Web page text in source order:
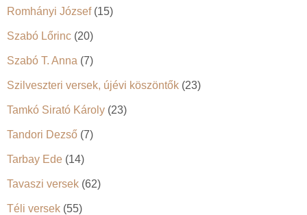
Romhányi József(15)
Szabó Lőrinc (20)
Szabó T. Anna (7)
Szilveszteri versek, újévi köszöntők (23)
Tamkó Sirató Károly (23)
Tandori Dezső (7)
Tarbay Ede (14)
Tavaszi versek (62)
Téli versek (55)